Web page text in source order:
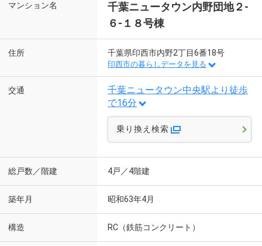
マンション名
千葉ニュータウン内野団地２-
６-１８号棟
住所 千葉県印西市内野2丁目6番18号
印西市の暮らしデータを見る
交通
千葉ニュータウン中央駅より徒歩
で16分
乗り換え検索
総戸数／階建 4戸／4階建
築年月 昭和63年4月
構造 RC（鉄筋コンクリート）